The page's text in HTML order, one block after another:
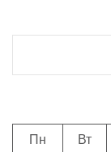
Пн Вт